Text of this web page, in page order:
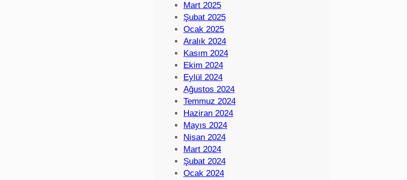
Mart 2025
Şubat 2025
Ocak 2025
Aralık 2024
Kasım 2024
Ekim 2024
Eylül 2024
Ağustos 2024
Temmuz 2024
Haziran 2024
Mayıs 2024
Nisan 2024
Mart 2024
Şubat 2024
Ocak 2024